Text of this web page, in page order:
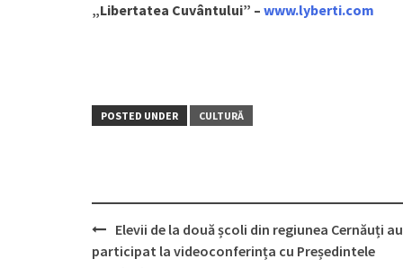
„Libertatea Cuvântului” – www.lyberti.com
POSTED UNDER CULTURĂ
Post
Elevii de la două școli din regiunea Cernăuți au
participat la videoconferința cu Președintele